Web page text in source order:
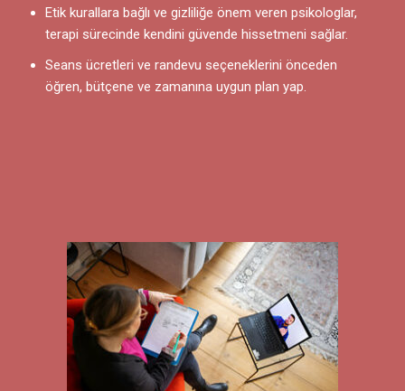
Etik kurallara bağlı ve gizliliğe önem veren psikologlar,
terapi sürecinde kendini güvende hissetmeni sağlar.
Seans ücretleri ve randevu seçeneklerini önceden
öğren, bütçene ve zamanına uygun plan yap.